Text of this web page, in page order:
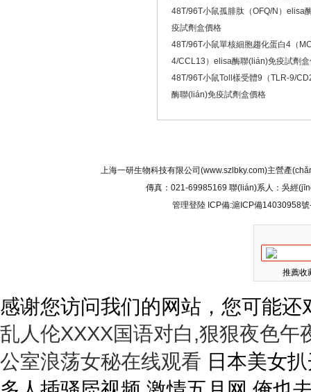
48T/96T小鼠孤腓肽（OFQ/N）elisa
疫試劑盒價格
48T/96T小鼠單核細胞趨化蛋白4（
4/CCL13）elisa酶聯(lián)免疫試劑盒
48T/96T小鼠Toll樣受體9（TLR-9/
酶聯(lián)免疫試劑盒價格
上海一研生物科技有限公司(www.szlbky.com)主營產
傳真：021-69985169 聯(lián)系人：吳經
管理登陸ICP備:滬ICP備14030958號
推薦收
感谢您访问我们的网站，您可能还
乱人伦XXXX国语对白,狠狠夜色
公室浪荡女秘在线观看 日本美女扒开逼逼让你操 国内精品自在自线在免费 多人插骚屄视频 激情五月网,俺也去淫淫 亚洲色av天天天天天天 办公室浪荡女秘在线观看 欧美美女的鸡巴被操精液 久久人妻视频3乱一二区 色婷婷精品久久久久久久 野花社区视频www官网 一区二区三区成人色影院 一区二区三区国产中文字幕 97超碰人人做人人爱欧美 干小姐视频网站 国产亚洲欧美色综合你懂的 国产精品久久久免费观看 把逼水操出来吃 四川妹子操BBw操BB 清纯美女被三个黑人伦爆 国产欧美在线一区二区三 国产精品爽爽久久久表情 四十如虎的丰满熟妇啪啪 男人和女人毛片免费真人 超碰大香蕉免费在线观看 真实的男女日皮全黄视频 中文字幕一区三区在线播放 大肉帮小穴视频 久久久噜噜噜久久久中文 波多野结衣无删减无打码 久久久久久久精品免费看 黄色强奸美女视频在线看 插嫩疼她喊软粉摸的视频 2020精品一区二区三区 AV大鸡巴在线 星空传媒av资源共享站 丝袜 亚洲 另类 欧美 久久乐国产综合亚洲精品 日本欧美一区二区三区免费 丁香五月天网站 亚洲无人区电影在线观看 操入你的小sao逼AV 小小特级黄色视频免费看 国产盗摄国产盗摄视频在线 波多野结衣无删减无打码 国产馆按摩A∨在线播放 美国夜色男女日老女人比 中文字幕的日韩爱情电影 免费观看操小逼 光棍影院一区二区三区四 操入你的小sao逼AV 男女日逼短视频软件下载 丁香五月天网站 伊人久久大线蕉香港三级 37p粉嫩大胆色噜噜噜 国产精品啪啪啪免费观看 女人大浪逼操女人小嫩逼 377p欧美日本大胆噜噜 女生张开腿给男生捅视频 欧美日韩第一页 亚洲成女人图区一区二区 人禽交欧美网站2020 亚洲成av一区二区三区 91网站嗯嗯啊啊啪啪啪 黑人操空姐的大阴道视频 亚洲欧美日韩国产精品一区 国产精品久久99简爱亚洲 久久久久久久久久久网站 久久综合日韩精品色亚洲 欧美美女操逼逼破处大全 国产成人第一页在线视频 大香蕉视频这里只有精品 国产愉拍自愉免费第1页 欧美日韩第一页 五十路六十路七十路熟妇 免费看无码片A 亲近怀孕乱子伦免费视频 日韩精品欧美在线视频在线 淫叫大鸡巴束缚挣扎视频 小骚货水真多操死你视频 亚洲另类图片小说综合网 日本一区二区三区欧美激情 亚洲国产婷婷六月丁香伊 大鸡巴好棒骚穴想要视频 蜜臀avxxx在线播放 亚洲欧美综合精品app 亚洲丰满少妇xxxxx 女人大浪逼操女人小嫩逼 AV黄片国产一级在线看 91九色蝌蚪窝 帅哥男女操网站 嗯～啊～被弄到高潮视频 亚洲欧美日本在线观看视频 国产无遮挡又爽免费视频 亚州**色毛片免费观看 一本大道在线道 日逼操死你av 久久精品国产波多野结衣 白丝丝袜美美女被躁AV 日本不卡色视频在线观看 白白色免费视频 拔丝袜网址丢了 久久99精品综合国产女同 精品国产亚洲一区二区三区 久久久精品亚洲白浆无码 日本禁区一区二区三区四区 成 人 色综合 综合网站 大鸡巴操B网站 国内91三级片 免费看操逼黄片 青娱乐在线经典 日韩成人性视频在线观看 久久久久精品人妻al黑 屄高潮视频小妹 2020亚洲欧美天堂网 亚洲男人av天堂男人社区 日本免费一区久久人人澡 吃胸揉胸膜下刺激的视频 任我爽精品视频在线播放 操五十岁女人操视频看看 日逼操死你av 欧美人妻免费看一区二区 好大好硬好粗好深的视频 营口地区92号汽油价格 老妇女内射国语对白九色 日韩欧美午夜福利在线观看 死人操逼女人操 久久噜国产精品拍拍拍拍 国产欧美日韩久久综合精品 亚洲国产一区二区三区久久 日韩国产一区二区麻豆欧美 美女被操逼黄色网站觀看 亚洲乱码中文字幕在线观看 日韩高清不卡免费一区二区 1000部精品久久久久久 中国男生操美丽御姐鸡巴 激情综合网 黄色成人网 男人日女人逼视频和图片 操逼大鸡巴操逼操进逼里 高清性三级交视频在线观看 亚洲精久久一区二区三区 爆操美女的软件在线观看 日操小美女的骚逼 视频 69色视频日韩在线视频 99精品中文字幕久久久 国产精品欧美日韩区二区 久久婷综合五月天啪网夜 操美女小逼视频 夜雨直播nba 就去色自拍偷拍亚洲色图 男人草女人资源电影免费 美利坚合众国 亚洲色图 爱鲁鲁在线视频免费观看 在线一区二区三区高清视频 免费观看操小逼 欧美特黄一级片久久久久 宅宅少妇无码 黄色一级视频网 亚洲中文字幕无码手机版 国产成人无码a区在线观 艳妇乳肉豪妇荡乳XXX 黄色伦理片一区二区三区 无码成a∧人片在线播放 一区二区三区四自拍偷拍 久久久高清一区二区三区 色哟哟网站在线免费观看 H精品视频在线观看不卡 日本久久综合久久鬼色g 日韩高清在线一区二区三区 性爱a片高清无码免费看 超碰香蕉人人网99精品 日本三级限岛国在线观看 狠狠的干性视频 色av一区二区三区四区 大鸡巴操屄黄片 很污很黄的网站在线观看 免费摸男生的ww的视频 大鸡吧操逼软件 在线视频高清屄屄屄屄屄 在线播放免费黄片亚洲区 一级欧美黄片欧美一级黄片 色老板在线精品免费视频 东北老熟妇啪啪露脸视频 999精品成人无码视频 天天干天天操天天爽av 看国产大鸡巴操美女骚逼 久久亚洲国产成